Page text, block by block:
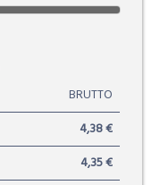
BRUTTO
4,38 €
4,35 €